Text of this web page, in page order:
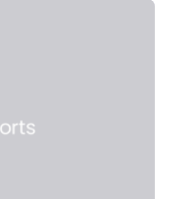
Rezyklaten